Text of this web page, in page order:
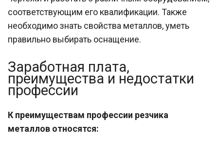
соответствующим его квалификации. Также
необходимо знать свойства металлов, уметь
правильно выбирать оснащение.
Заработная плата,
преимущества и недостатки
профессии
К преимуществам профессии резчика
металлов относятся: